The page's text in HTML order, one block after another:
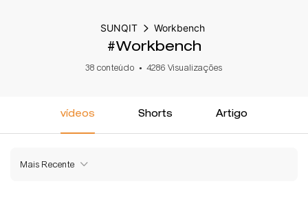
SUNQIT Workbench
#Workbench
38 conteúdo 4286 Visualizações
vídeos Shorts Artigo
Mais Recente